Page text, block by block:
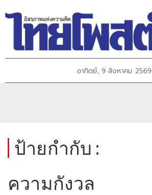
อาทิตย์, 9 สิงหาคม 2569
ป้ายกำกับ :
ความกังวล